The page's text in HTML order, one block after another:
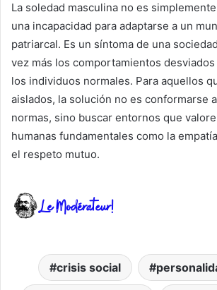
La soledad masculina no es
una incapacidad para adaptarse a un
patriarcal. Es un síntoma de una
vez más los comportamientos desviados
los individuos normales. Para aquellos
aislados, la solución no es conformarse
normas, sino buscar entornos que
humanas fundamentales como la
el respeto mutuo.
crisis social